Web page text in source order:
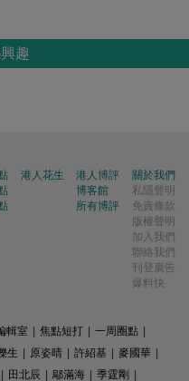
趣
港人花生
港人博評
博客館
所有博評
關於我們
私隱聲明
免責條款
版權聲明
加入我們
聯絡我們
刊登廣告
爆料快
輯室 焦點短打 一周圈點
生 原姿晴 許紹基 麥國華
田北辰 鄔滿海 季霆剛